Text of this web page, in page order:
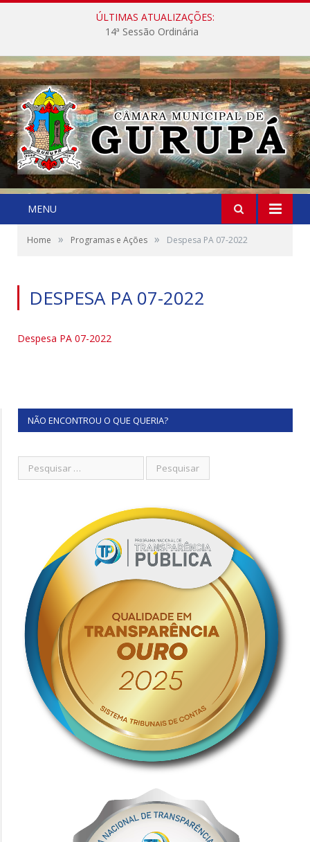
ÚLTIMAS ATUALIZAÇÕES:
14ª Sessão Ordinária
MENU
Home » Programas e Ações » Despesa PA 07-2022
DESPESA PA 07-2022
Despesa PA 07-2022
NÃO ENCONTROU O QUE QUERIA?